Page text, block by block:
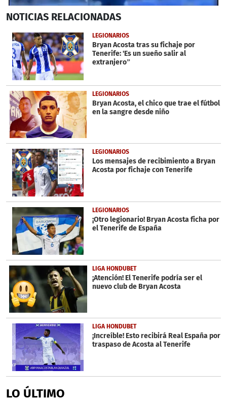
seconds
39
seconds
NOTICIAS RELACIONADAS
LEGIONARIOS
Bryan Acosta tras su fichaje por
Tenerife: 'Es un sueño salir al
extranjero”
LEGIONARIOS
Bryan Acosta, el chico que trae el fútbol
en la sangre desde niño
LEGIONARIOS
Los mensajes de recibimiento a Bryan
Acosta por fichaje con Tenerife
LEGIONARIOS
¡Otro legionario! Bryan Acosta ficha por
el Tenerife de España
LIGA HONDUBET
¡Atención! El Tenerife podría ser el
nuevo club de Bryan Acosta
LIGA HONDUBET
¡Increíble! Esto recibirá Real España por
traspaso de Acosta al Tenerife
LO ÚLTIMO